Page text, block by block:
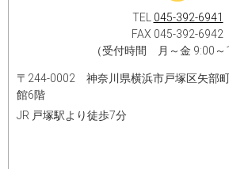
TEL 045-392-6941
FAX 045-392-6942
（受付時間 月～金 9:00～
〒244-0002 神奈川県横浜市戸塚区矢部
館6階
JR 戸塚駅より徒歩7分